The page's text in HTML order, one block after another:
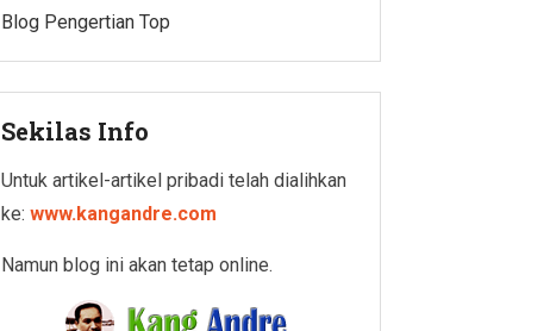
Blog Pengertian Top
Sekilas Info
Untuk artikel-artikel pribadi telah dialihkan
ke: www.kangandre.com
Namun blog ini akan tetap online.